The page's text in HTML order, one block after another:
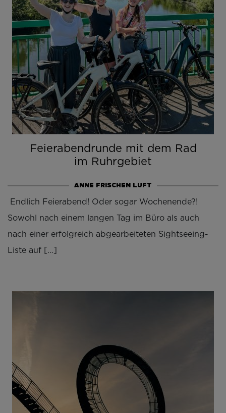
Feierabendrunde mit dem Rad
im Ruhrgebiet
ANNE FRISCHEN LUFT
Endlich Feierabend! Oder sogar Wochenende?!
Sowohl nach einem langen Tag im Büro als auch
nach einer erfolgreich abgearbeiteten Sightseeing-
Liste auf […]